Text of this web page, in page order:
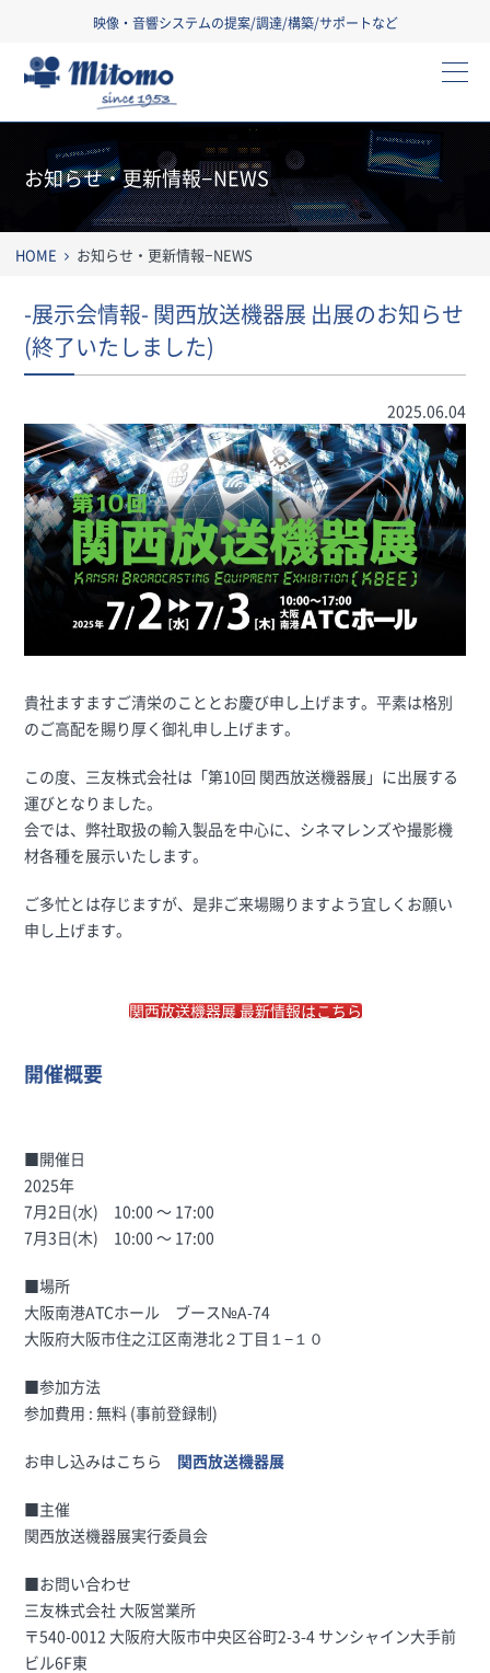
映像・音響システムの提案/調達/構築/サポートなど
お知らせ・更新情報−NEWS
HOME お知らせ・更新情報−NEWS
-展示会情報- 関西放送機器展 出展のお知らせ
(終了いたしました)
2025.06.04
貴社ますますご清栄のこととお慶び申し上げます。平素は格別
のご高配を賜り厚く御礼申し上げます。
この度、三友株式会社は「第10回 関西放送機器展」に出展する
運びとなりました。
会では、弊社取扱の輸入製品を中心に、シネマレンズや撮影機
材各種を展示いたします。
ご多忙とは存じますが、是非ご来場賜りますよう宜しくお願い
申し上げます。
関西放送機器展 最新情報はこちら
開催概要
■開催日
2025年
7月2日(水) 10:00 〜 17:00
7月3日(木) 10:00 〜 17:00
■場所
大阪南港ATCホール ブース№A-74
大阪府大阪市住之江区南港北２丁目１−１０
■参加方法
参加費用 : 無料 (事前登録制)
お申し込みはこちら 関西放送機器展
■主催
関西放送機器展実行委員会
■お問い合わせ
三友株式会社 大阪営業所
〒540-0012 大阪府大阪市中央区谷町2-3-4 サンシャイン大手前
ビル6F東